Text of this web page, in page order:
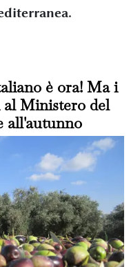
è ora! Ma i
Ministero del
all'autunno